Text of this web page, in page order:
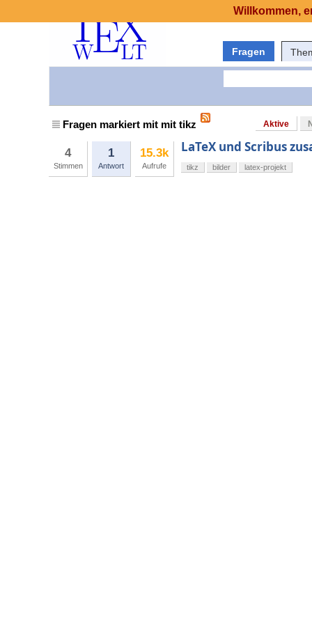
Fragen
Fragen markiert mit mit tikz Aktive
4
Stimmen
1
Antwort
15.3k
Aufrufe
LaTeX und Scribus
tikz bilder latex-projekt
Willkommen,